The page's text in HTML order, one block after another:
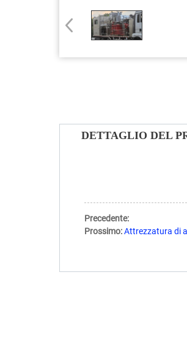
DETTAGLIO DEL
Precedente:
Prossimo:Attrezzatura di